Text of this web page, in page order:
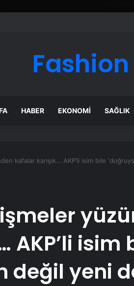
Hizmetleri
HABER EKONOMI SAĞLIK
kafalar karışık… AKP’li isim bile
AKP’li isim
değil yeni